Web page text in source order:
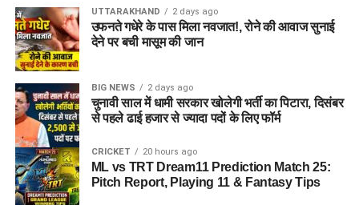
UTTARAKHAND 2 days ago
उफनते गधेरे के पास मिला नवजात!, रोने की आवाज सुनाई
देने पर बची मासूम की जान
BIG NEWS 2 days ago
चुनावी साल में धामी सरकार खोलेगी भर्ती का पिटारा, दिसंबर
से पहले ढाई हजार से ज्यादा पदों के लिए फॉर्म
CRICKET 20 hours ago
ML vs TRT Dream11 Prediction Match 25:
Pitch Report, Playing 11 & Fantasy Tips